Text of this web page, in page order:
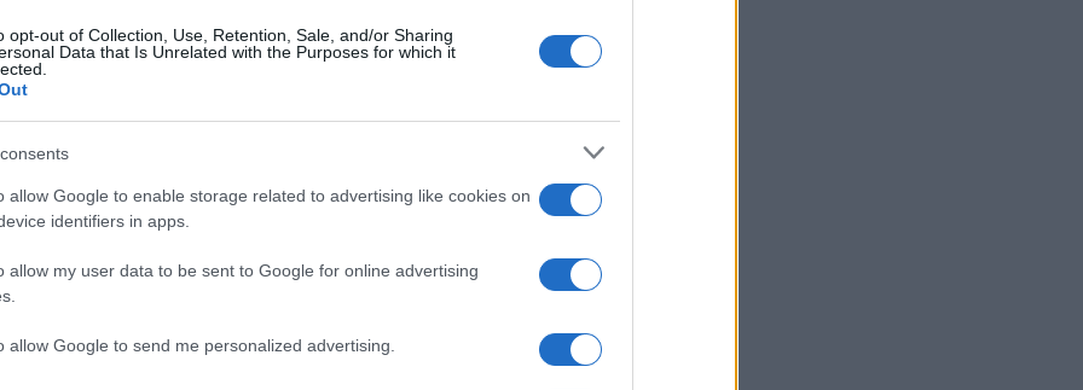
opt-out of Collection, Use, Retention, Sale, and/or Sharing
Data that Is Unrelated with the Purposes for which it
allow Google to enable storage related to advertising like cookies on
identifiers in apps.
allow my user data to be sent to Google for online advertising
allow Google to send me personalized advertising.
battuta su Gaza doveva evitarla”.
già zittire Checco Zalone
diMax Del Papa
22 Dicembre 2025, 18:30
19.6k